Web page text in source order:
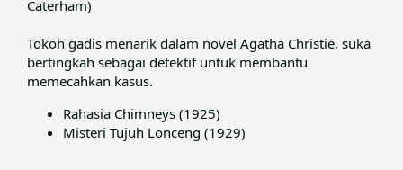
Caterham)​
Tokoh gadis menarik dalam novel Agatha Christie, suka
bertingkah sebagai detektif untuk membantu
memecahkan kasus.​
Rahasia Chimneys (1925)
Misteri Tujuh Lonceng (1929)